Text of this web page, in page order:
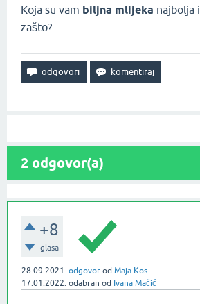
Koja su vam biljna mlijeka najbolja i
zašto?
2 odgovor(a)
+8
glasa
28.09.2021. odgovor od Maja Kos
17.01.2022. odabran od Ivana Mačić